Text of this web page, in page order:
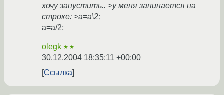
хочу запустить.. >у меня запинается на
строке: >a=a\2;
a=a/2;
olegk ★★
30.12.2004 18:35:11 +00:00
Ссылка